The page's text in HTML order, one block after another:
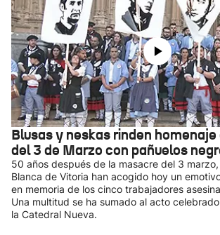
Blusas y neskas rinden
del 3 de Marzo con pañuelos
50 años después de la masacre del 3
Blanca de Vitoria han acogido hoy un
en memoria de los cinco trabajadores
Una multitud se ha sumado al acto
la Catedral Nueva.